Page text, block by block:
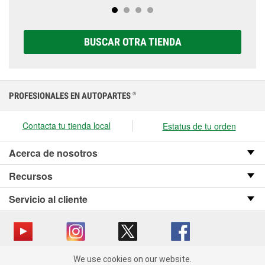
prueben a la primera señal de avería.
completa de baterías Super Start®, que incluye
elegir la que sea correcta para tu vehículo y
BUSCAR OTRA TIENDA
PROFESIONALES EN AUTOPARTES ®
Contacta tu tienda local Estatus de tu orden
Acerca de nosotros
Recursos
Servicio al cliente
Copyright © 2008-2026 O’Reilly Auto Parts v OST_3.2.0.0.729 (3) cv1361
We use cookies on our website.